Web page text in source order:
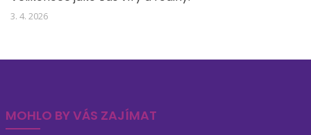
3. 4. 2026
MOHLO BY VÁS ZAJÍMAT